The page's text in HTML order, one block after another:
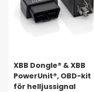
XBB Dongle® & XBB
PowerUnit®, OBD-kit
för helljussignal